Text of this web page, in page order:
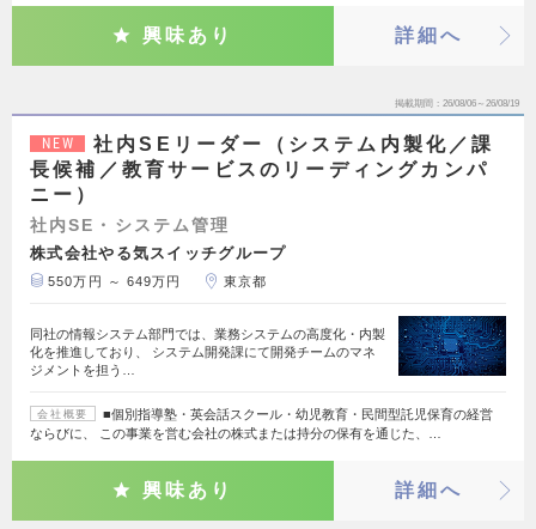
興味あり 詳細へ
掲載期間 26/08/06～26/08/19
NEW
社内SEリーダー（システム内製化／課
長候補／教育サービスのリーディングカンパ
ニー）
社内SE・システム管理
株式会社やる気スイッチグループ
550万円 ～ 649万円 東京都
同社の情報システム部門では、業務システムの高度化・内製
化を推進しており、 システム開発課にて開発チームのマネ
ジメントを担う…
会社概要
■個別指導塾・英会話スクール・幼児教育・民間型託児保育の経営
ならびに、 この事業を営む会社の株式または持分の保有を通じた、…
興味あり 詳細へ